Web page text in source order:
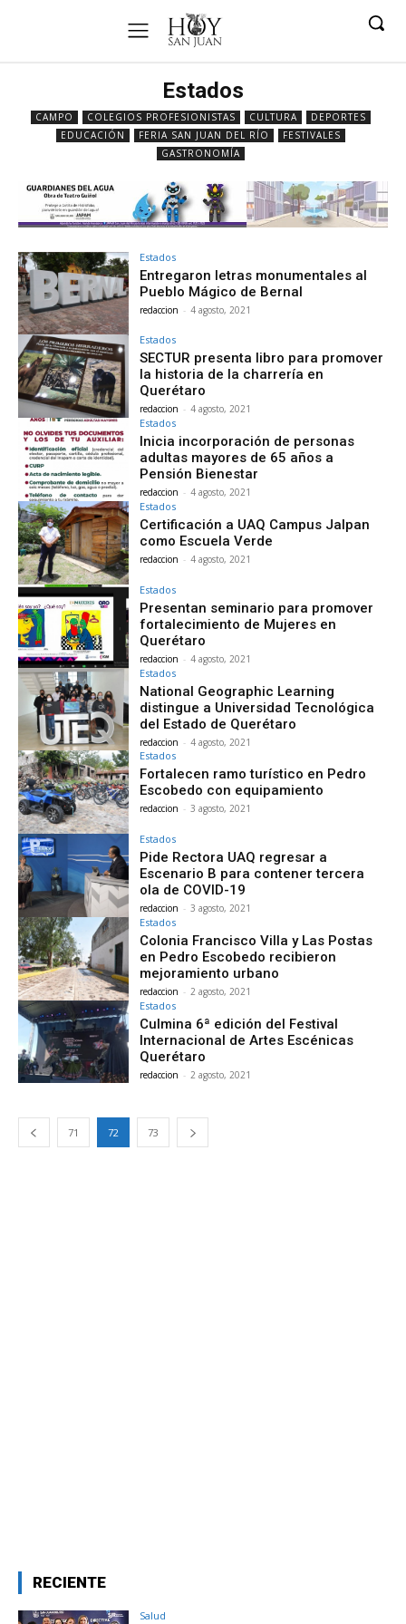
Estados
CAMPO COLEGIOS PROFESIONISTAS CULTURA
DEPORTES
EDUCACIÓN
FERIA SAN JUAN DEL RÍO
FESTIVALES
GASTRONOMÍA
Estados
Entregaron letras monumentales al
Pueblo Mágico de Bernal
redaccion - 4 agosto, 2021
Estados
SECTUR presenta libro para promover
la historia de la charrería en
Querétaro
redaccion - 4 agosto, 2021
Estados
Inicia incorporación de personas
adultas mayores de 65 años a
Pensión Bienestar
redaccion - 4 agosto, 2021
Estados
Certificación a UAQ Campus Jalpan
como Escuela Verde
redaccion - 4 agosto, 2021
Estados
Presentan seminario para promover
fortalecimiento de Mujeres en
Querétaro
redaccion - 4 agosto, 2021
Estados
National Geographic Learning
distingue a Universidad Tecnológica
del Estado de Querétaro
redaccion - 4 agosto, 2021
Estados
Fortalecen ramo turístico en Pedro
Escobedo con equipamiento
redaccion - 3 agosto, 2021
Estados
Pide Rectora UAQ regresar a
Escenario B para contener tercera
ola de COVID-19
redaccion - 3 agosto, 2021
Estados
Colonia Francisco Villa y Las Postas
en Pedro Escobedo recibieron
mejoramiento urbano
redaccion - 2 agosto, 2021
Estados
Culmina 6ª edición del Festival
Internacional de Artes Escénicas
Querétaro
redaccion - 2 agosto, 2021
71 72 73
RECIENTE
Salud